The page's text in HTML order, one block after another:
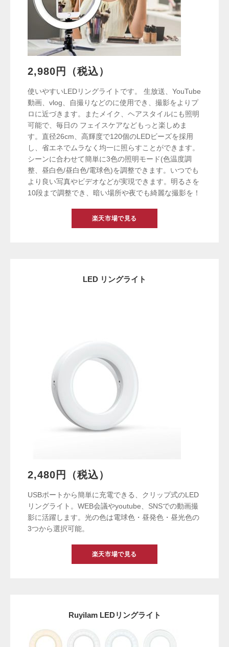
2,980円（税込）
使いやすいLEDリングライトです。 生放送、YouTube
動画、vlog、自撮りなどのに使用でき、撮影をよりプ
ロに近づきます。またメイク、ヘアスタイルにも照明
可能で、毎日の フェイスケアなどもっと楽しめま
す。直径26cm、高輝度で120個のLEDビーズを採用
し、省エネでムラなく均一に照らすことができます。
シーンに合わせて簡単に3色の照明モード(色温度調
整、昼白色/昼白色/電球色)を調整できます。いつでも
より良い写真やビデオなどが実現できます。明るさを
10段まで調整でき、暗い場所や夜でも綺麗な撮影を！
楽天市場で見る
LED リングライト
2,480円（税込）
USBポートから簡単に充電できる、クリップ式のLED
リングライト。WEB会議やyoutube、SNSでの動画撮
影に活躍します。光の色は電球色・昼発色・昼光色の
3つから選択可能。
楽天市場で見る
Ruyilam LEDリングライト